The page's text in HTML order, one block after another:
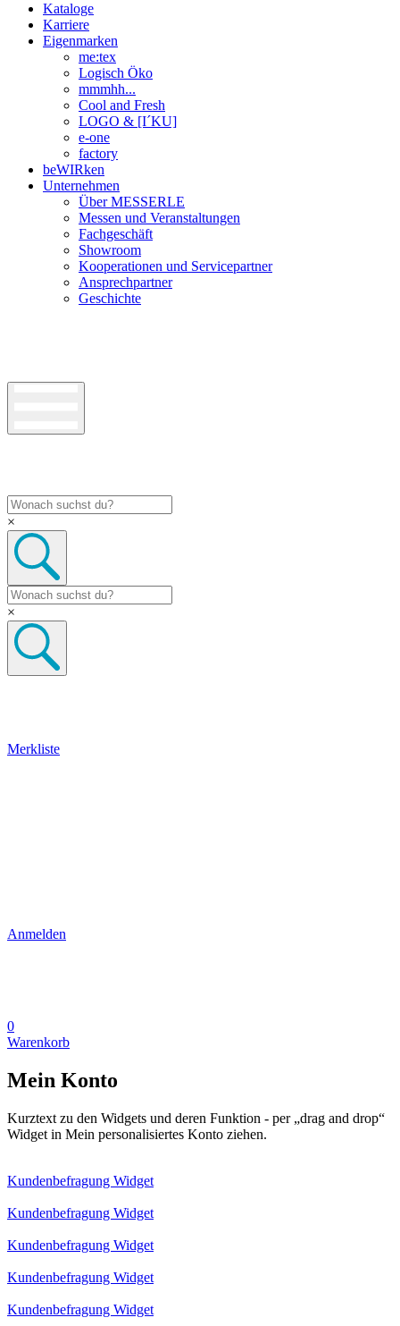
Kataloge
Karriere
Eigenmarken
me:tex
Logisch Öko
mmmhh...
Cool and Fresh
LOGO & [I´KU]
e-one
factory
beWIRken
Unternehmen
Über MESSERLE
Messen und Veranstaltungen
Fachgeschäft
Showroom
Kooperationen und Servicepartner
Ansprechpartner
Geschichte
×
×
Merkliste
Anmelden
0
Warenkorb
Mein Konto
Kurztext zu den Widgets und deren Funktion - per „drag and drop“
Widget in Mein personalisiertes Konto ziehen.
Kundenbefragung Widget
Kundenbefragung Widget
Kundenbefragung Widget
Kundenbefragung Widget
Kundenbefragung Widget